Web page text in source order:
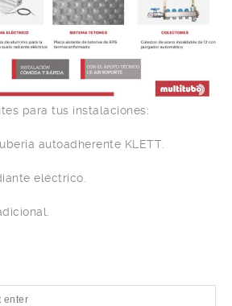
para tus instalaciones:
autoadherente KLETT.
eléctrico.